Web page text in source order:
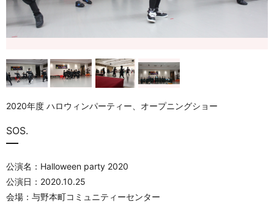
2020年度 ハロウィンパーティー、オープニングショー
SOS.
公演名：Halloween party 2020
公演日：2020.10.25
会場：与野本町コミュニティーセンター